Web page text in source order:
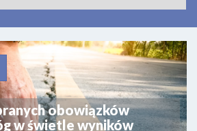
nawigacje
obowiązków
w świetle wyników